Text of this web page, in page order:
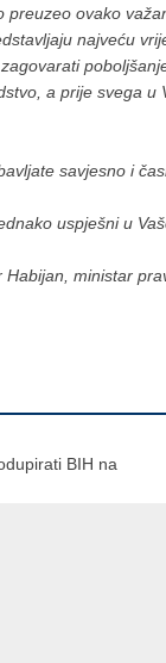
preuzeo ovako
najveću
a prije svega
savjesno i
uspješni u
Habijan, ministar
BIH na